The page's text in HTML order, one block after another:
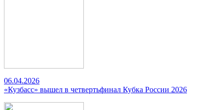
06.04.2026
«Кузбасс» вышел в четвертьфинал Кубка России 2026